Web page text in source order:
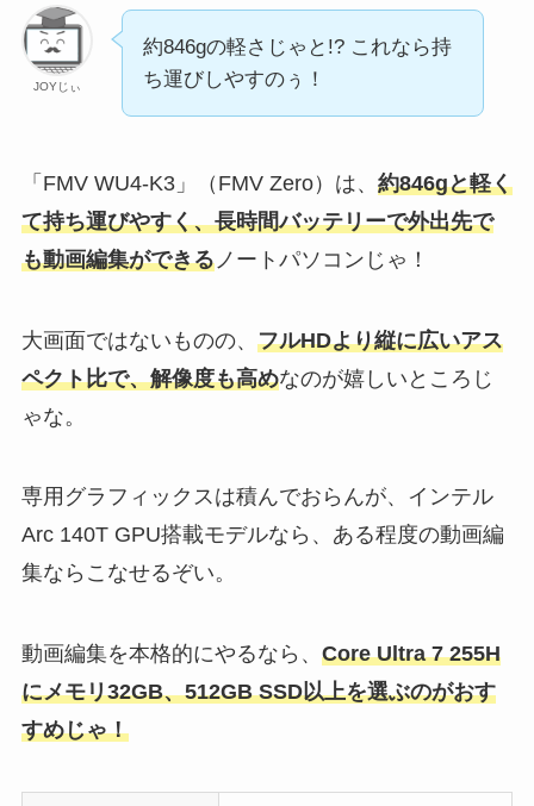
JOYじぃ
約846gの軽さじゃと!? これなら持
ち運びしやすのぅ！
「FMV WU4-K3」（FMV Zero）は、 約846gと軽く
て持ち運びやすく、長時間バッテリーで外出先で
も動画編集ができるノートパソコンじゃ！
大画面ではないものの、 フルHDより縦に広いアス
ペクト比で、解像度も高めなのが嬉しいところじ
ゃな。
専用グラフィックスは積んでおらんが、インテル
Arc 140T GPU搭載モデルなら、ある程度の動画編
集ならこなせるぞい。
動画編集を本格的にやるなら、 Core Ultra 7 255H
にメモリ32GB、512GB SSD以上を選ぶのがおす
すめじゃ！